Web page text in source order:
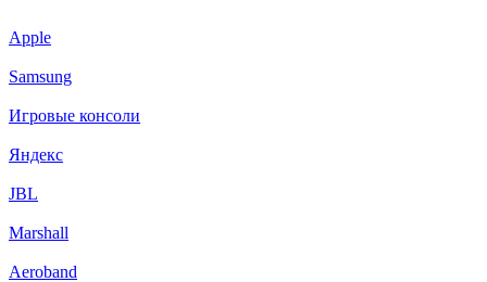
Apple
Samsung
Игровые консоли
Яндекс
JBL
Marshall
Aeroband